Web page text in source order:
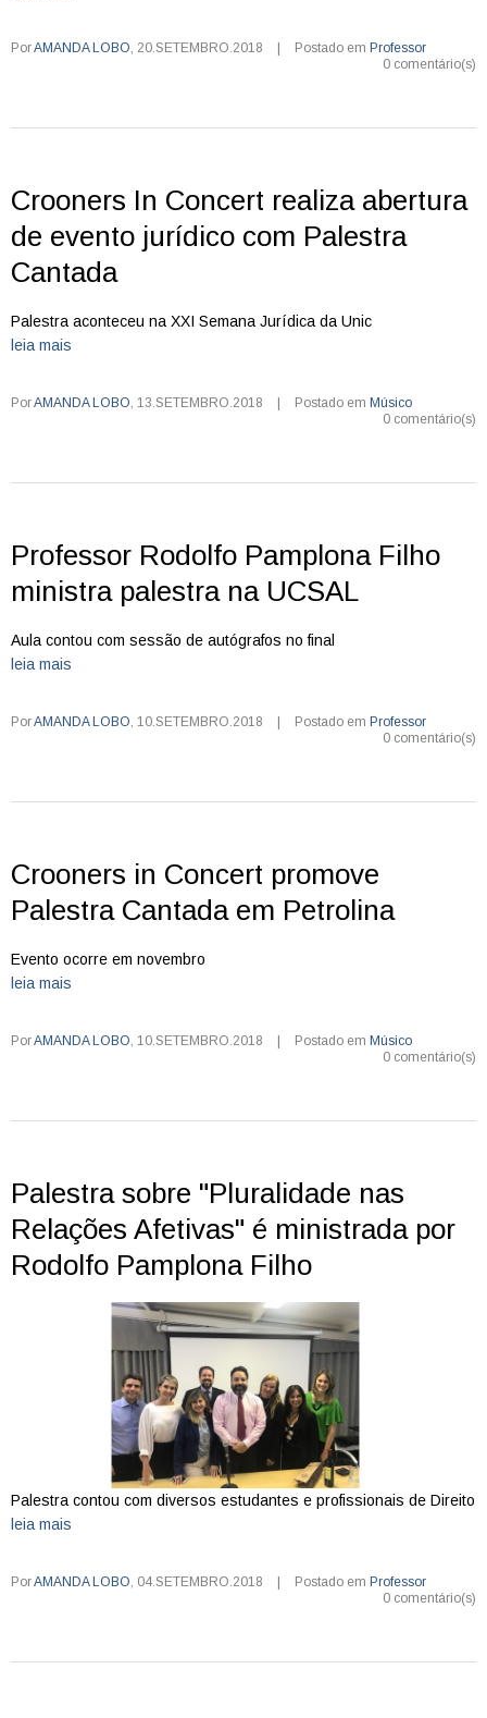
PorAMANDA LOBO, 20.SETEMBRO.2018 Postado em Professor
0 comentário(s)
Crooners In Concert realiza abertura
de evento jurídico com Palestra
Cantada
Palestra aconteceu na XXI Semana Jurídica da Unic
leia mais
PorAMANDA LOBO, 13.SETEMBRO.2018 Postado em Músico
0 comentário(s)
Professor Rodolfo Pamplona Filho
ministra palestra na UCSAL
Aula contou com sessão de autógrafos no final
leia mais
PorAMANDA LOBO, 10.SETEMBRO.2018 Postado em Professor
0 comentário(s)
Crooners in Concert promove
Palestra Cantada em Petrolina
Evento ocorre em novembro
leia mais
PorAMANDA LOBO, 10.SETEMBRO.2018 Postado em Músico
0 comentário(s)
Palestra sobre "Pluralidade nas
Relações Afetivas" é ministrada por
Rodolfo Pamplona Filho
Palestra contou com diversos estudantes e profissionais de Direito
leia mais
PorAMANDA LOBO, 04.SETEMBRO.2018 Postado em Professor
0 comentário(s)